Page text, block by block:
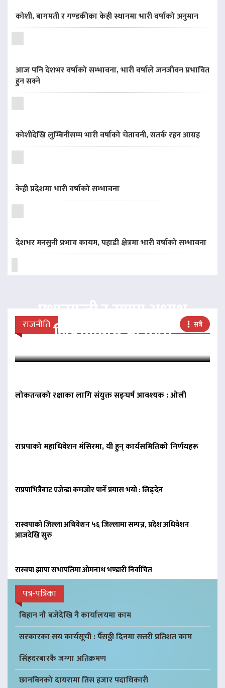
कोशी, बागमती र गण्डकीका केही स्थानमा भारी वर्षाको अनुमान
आज पनि देशभर वर्षाको सम्भावना, भारी वर्षाले जनजीवन प्रभावित
हुन सक्ने
कोशीदेखि लुम्बिनीसम्म भारी वर्षाको चेतावनी, सतर्क रहन आग्रह
केही प्रदेशमा भारी वर्षाको सम्भावना
देशभर मनसुनी प्रभाव कायम, पहाडी क्षेत्रमा भारी वर्षाको सम्भावना
राजनीति सबै
प्रधानमन्त्री र राप्रपा अध्यक्ष
लिङदेनबीच भेटवार्ता
लोकतन्त्रको रक्षाका लागि संयुक्त सङ्घर्ष आवश्यक : ओली
राप्रपाको महाधिवेशन मंसिरमा, यी हुन् कार्यसमितिको निर्णयहरू
राप्रपाभित्रैबाट एजेन्डा कमजोर पार्ने प्रयास भयो : लिङ्देन
रास्वपाको जिल्ला अधिवेशन ५६ जिल्लामा सम्पन्न, प्रदेश अधिवेशन
आजदेखि सुरु
रास्वपा झापा सभापतिमा ओमनाथ भण्डारी निर्वाचित
पत्र-पत्रिका
बिहान नौ बजेदेखि नै कार्यालयमा काम
सरकारका सय कार्यसूची : पैँसठ्ठी दिनमा सत्तरी प्रतिशत काम
सिंहदरबारकै जग्गा अतिक्रमण
छानबिनको दायरामा तिस हजार पदाधिकारी